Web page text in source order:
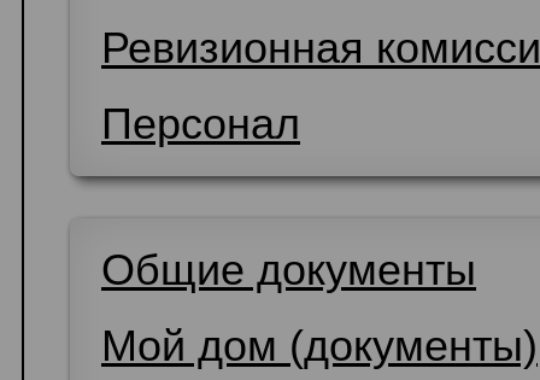
Ревизионная
Персонал
Общие документы
Мой дом (документы)